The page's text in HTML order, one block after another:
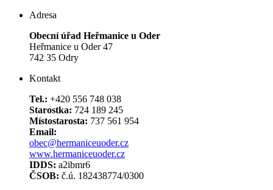
Adresa
Obecní úřad Heřmanice u Oder
Heřmanice u Oder 47
742 35 Odry
Kontakt
Tel.: +420 556 748 038
Starostka: 724 189 245
Místostarosta: 737 561 954
Email:
obec@hermaniceuoder.cz
www.hermaniceuoder.cz
IDDS: a2ibmr6
ČSOB: č.ú. 182438774/0300